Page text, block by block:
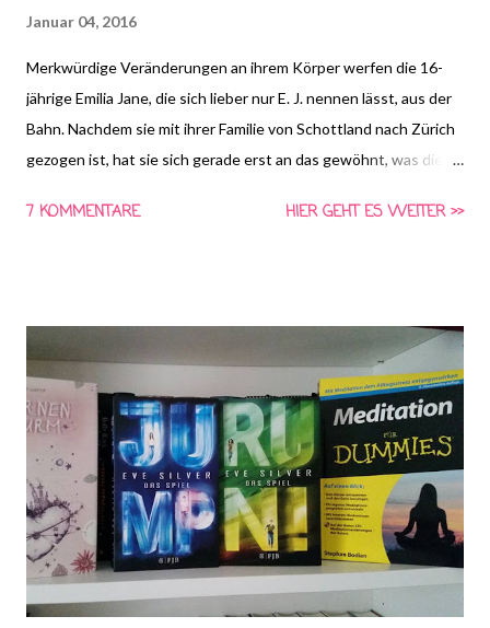
Januar 04, 2016
Merkwürdige Veränderungen an ihrem Körper werfen die 16-
jährige Emilia Jane, die sich lieber nur E. J. nennen lässt, aus der
Bahn. Nachdem sie mit ihrer Familie von Schottland nach Zürich
gezogen ist, hat sie sich gerade erst an das gewöhnt, was die
sein sollte, und Hitzewallungen, die so heiß werden können,
ausbreitet, landet sie in der Quarantänestation der Stadtklinik.
Schon bald stellt E. J. fest, dass sie eine Gezeichnete ist,
Trägerin des Drachenmals, das ihr einerseits ungeahnte
Fähigkeiten und Kräfte verleiht, aber gleichzeitig einen ihr
unbekannten Feind aus den Tiefen einer längst vergessenen
Epoche auf den Plan ruft. Das dunkle Etwas, das ihr nach dem
Leben trachtet, kommt rasend schnell näher und scheint
unbesiegbar zu sein...
7 KOMMENTARE HIER GEHT ES WEITER >>